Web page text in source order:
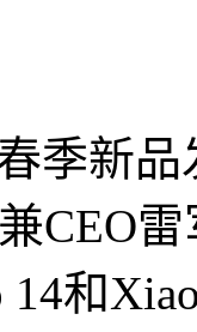
季新
CEO
14和